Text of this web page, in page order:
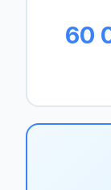
60